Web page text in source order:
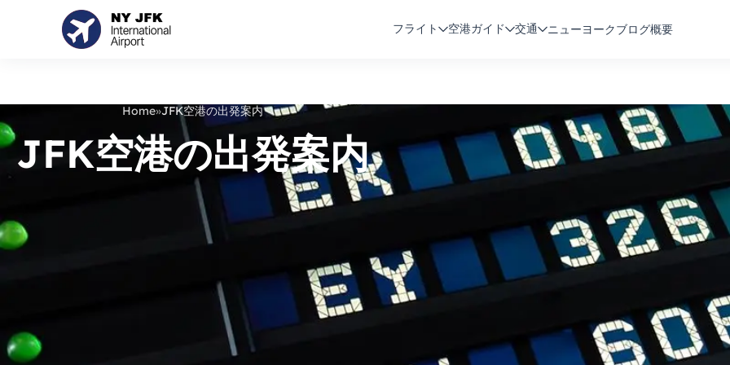
フライト 空港ガイド 交通 ニューヨークブログ概要
Home»JFK空港の出発案内
JFK空港の出発案内